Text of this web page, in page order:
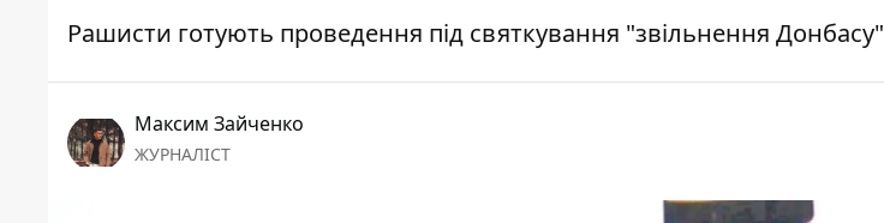
Рашисти готують проведення під святкування "звільнення Донбасу"
Максим Зайченко
ЖУРНАЛІСТ